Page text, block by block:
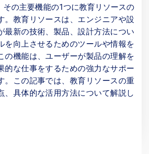
その主要機能の1つに教育リソースの
。教育リソースは、エンジニアや設
最新の技術、製品、設計方法につい
を向上させるためのツールや情報を
の機能は、ユーザーが製品の理解を
的な仕事をするための強力なサポー
。この記事では、教育リソースの重
、具体的な活用方法について解説し